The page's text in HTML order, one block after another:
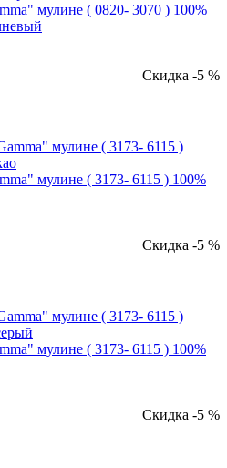
мулине ( 0820- 3070 ) 100%
Скидка -5 %
мулине ( 3173- 6115 ) 100%
Скидка -5 %
мулине ( 3173- 6115 ) 100%
Скидка -5 %